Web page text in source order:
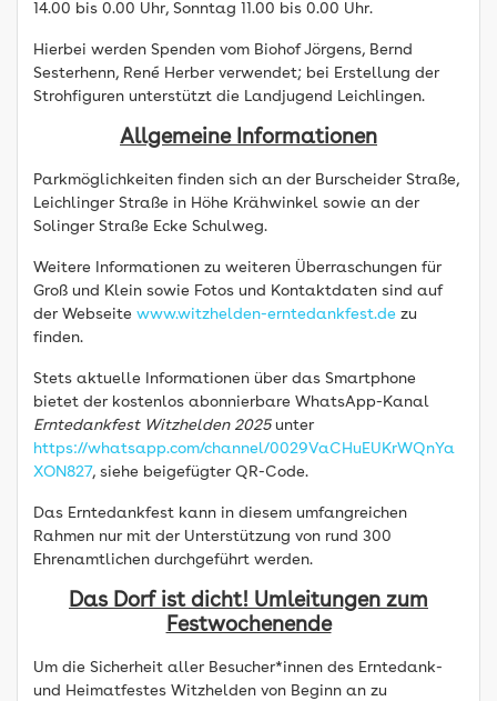
14.00 bis 0.00 Uhr, Sonntag 11.00 bis 0.00 Uhr.
Hierbei werden Spenden vom Biohof Jörgens, Bernd
Sesterhenn, René Herber verwendet; bei Erstellung der
Strohfiguren unterstützt die Landjugend Leichlingen.
Allgemeine Informationen
Parkmöglichkeiten finden sich an der Burscheider Straße,
Leichlinger Straße in Höhe Krähwinkel sowie an der
Solinger Straße Ecke Schulweg.
Weitere Informationen zu weiteren Überraschungen für
Groß und Klein sowie Fotos und Kontaktdaten sind auf
der Webseite www.witzhelden-erntedankfest.de zu
finden.
Stets aktuelle Informationen über das Smartphone
bietet der kostenlos abonnierbare WhatsApp-Kanal
Erntedankfest Witzhelden 2025unter
https://whatsapp.com/channel/0029VaCHuEUKrWQnYa
XON827, siehe beigefügter QR-Code.
Das Erntedankfest kann in diesem umfangreichen
Rahmen nur mit der Unterstützung von rund 300
Ehrenamtlichen durchgeführt werden.
Das Dorf ist dicht! Umleitungen zum
Festwochenende
Um die Sicherheit aller Besucher*innen des Erntedank-
und Heimatfestes Witzhelden von Beginn an zu